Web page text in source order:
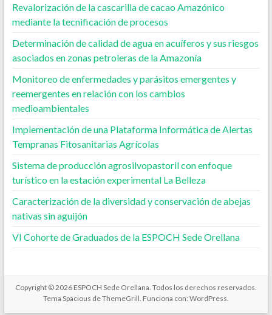
Revalorización de la cascarilla de cacao Amazónico
mediante la tecnificación de procesos
Determinación de calidad de agua en acuíferos y sus riesgos
asociados en zonas petroleras de la Amazonía
Monitoreo de enfermedades y parásitos emergentes y
reemergentes en relación con los cambios
medioambientales
Implementación de una Plataforma Informática de Alertas
Tempranas Fitosanitarias Agrícolas
Sistema de producción agrosilvopastoril con enfoque
turístico en la estación experimental La Belleza
Caracterización de la diversidad y conservación de abejas
nativas sin aguijón
VI Cohorte de Graduados de la ESPOCH Sede Orellana
Copyright © 2026 ESPOCH Sede Orellana . Todos los derechos reservados.
Tema Spacious de ThemeGrill. Funciona con: WordPress